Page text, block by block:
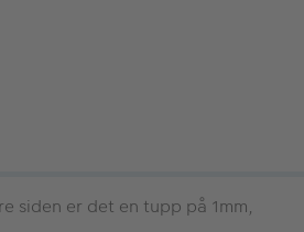
siden er det en tupp på 1mm,